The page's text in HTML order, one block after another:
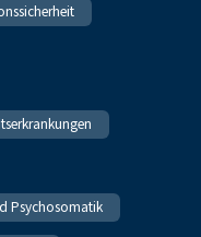
Psychosomatik